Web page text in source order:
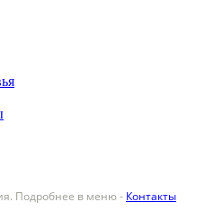
Подробнее в меню - Контакты